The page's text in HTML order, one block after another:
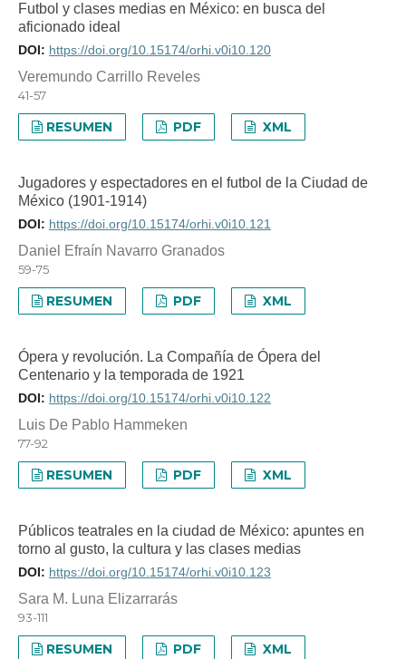
Futbol y clases medias en México: en busca del
aficionado ideal
DOI: https://doi.org/10.15174/orhi.v0i10.120
Veremundo Carrillo Reveles
41-57
RESUMEN PDF XML
Jugadores y espectadores en el futbol de la Ciudad de
México (1901-1914)
DOI: https://doi.org/10.15174/orhi.v0i10.121
Daniel Efraín Navarro Granados
59-75
RESUMEN PDF XML
Ópera y revolución. La Compañía de Ópera del
Centenario y la temporada de 1921
DOI: https://doi.org/10.15174/orhi.v0i10.122
Luis De Pablo Hammeken
77-92
RESUMEN PDF XML
Públicos teatrales en la ciudad de México: apuntes en
torno al gusto, la cultura y las clases medias
DOI: https://doi.org/10.15174/orhi.v0i10.123
Sara M. Luna Elizarrarás
93-111
RESUMEN PDF XML